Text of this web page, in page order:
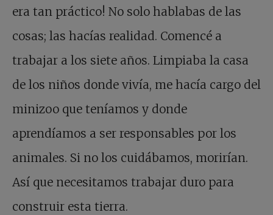
era tan práctico! No solo hablabas de las
cosas; las hacías realidad. Comencé a
trabajar a los siete años. Limpiaba la casa
de los niños donde vivía, me hacía cargo del
minizoo que teníamos y donde
aprendíamos a ser responsables por los
animales. Si no los cuidábamos, morirían.
Así que necesitamos trabajar duro para
construir esta tierra.